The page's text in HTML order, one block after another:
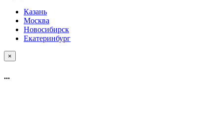
Казань
Москва
Новосибирск
Екатеринбург
×
...